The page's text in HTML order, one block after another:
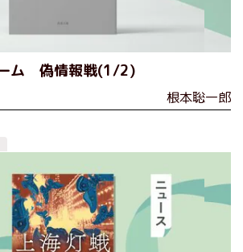
ム 偽情報戦(1/2)
根本聡一郎